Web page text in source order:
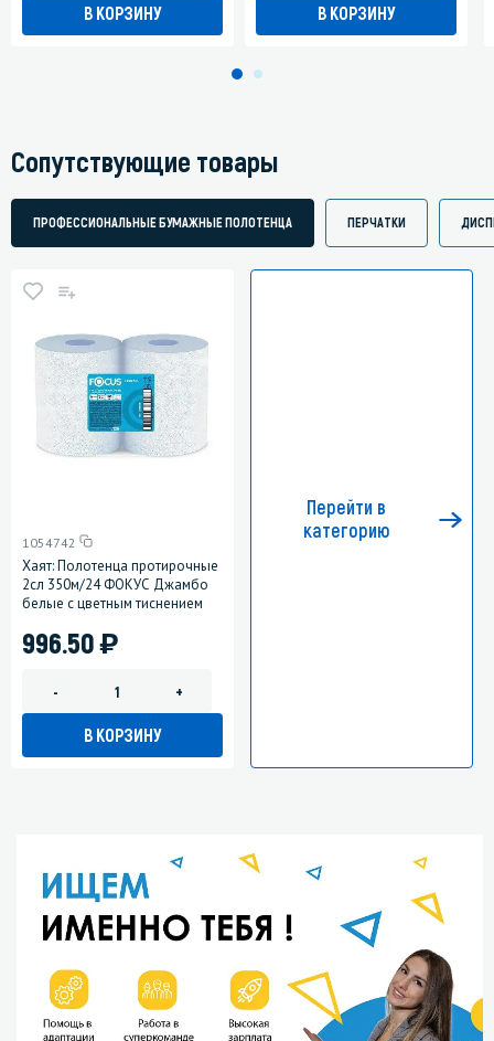
В КОРЗИНУ В КОРЗИНУ
Сопутствующие товары
ПРОФЕССИОНАЛЬНЫЕ БУМАЖНЫЕ ПОЛОТЕНЦА ПЕРЧАТКИ
1054742
Хаят: Полотенца протирочные
2сл 350м/24 ФОКУС Джамбо
белые с цветным тиснением
996.50)
- +
В КОРЗИНУ
Перейти в
категорию